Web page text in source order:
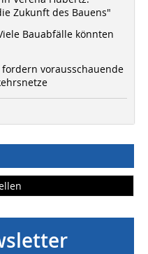
Zukunft des Bauens"
Bauabfälle könnten
vorausschauende